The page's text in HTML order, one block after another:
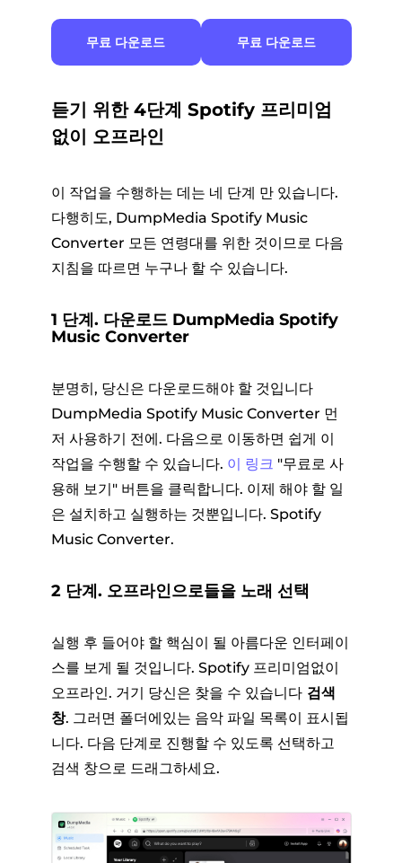
무료 다운로드 무료 다운로드
듣기 위한 4단계 Spotify 프리미엄
없이 오프라인
이 작업을 수행하는 데는 네 단계 만 있습니다.
다행히도, DumpMedia Spotify Music
Converter 모든 연령대를 위한 것이므로 다음
지침을 따르면 누구나 할 수 있습니다.
1 단계. 다운로드 DumpMedia Spotify
Music Converter
분명히, 당신은 다운로드해야 할 것입니다
DumpMedia Spotify Music Converter 먼
저 사용하기 전에. 다음으로 이동하면 쉽게 이
작업을 수행할 수 있습니다. 이 링크 "무료로 사
용해 보기" 버튼을 클릭합니다. 이제 해야 할 일
은 설치하고 실행하는 것뿐입니다. Spotify
Music Converter.
2 단계. 오프라인으로들을 노래 선택
실행 후 들어야 할 핵심이 될 아름다운 인터페이
스를 보게 될 것입니다. Spotify 프리미엄없이
오프라인. 거기 당신은 찾을 수 있습니다검색
창. 그러면 폴더에있는 음악 파일 목록이 표시됩
니다. 다음 단계로 진행할 수 있도록 선택하고
검색 창으로 드래그하세요.